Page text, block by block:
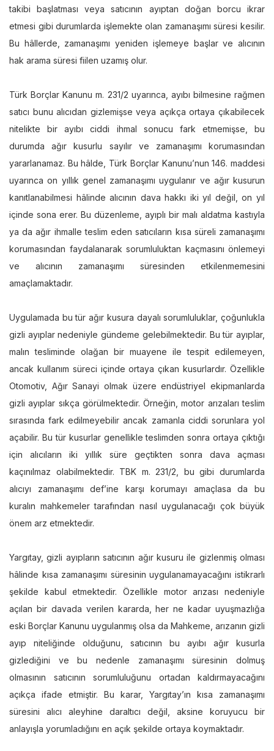
takibi başlatması veya satıcının ayıptan doğan borcu ikrar
etmesi gibi durumlarda işlemekte olan zamanaşımı süresi kesilir.
Bu hâllerde, zamanaşımı yeniden işlemeye başlar ve alıcının
hak arama süresi fiilen uzamış olur.
Türk Borçlar Kanunu m. 231/2 uyarınca, ayıbı bilmesine rağmen
satıcı bunu alıcıdan gizlemişse veya açıkça ortaya çıkabilecek
nitelikte bir ayıbı ciddi ihmal sonucu fark etmemişse, bu
durumda ağır kusurlu sayılır ve zamanaşımı korumasından
yararlanamaz. Bu hâlde, Türk Borçlar Kanunu’nun 146. maddesi
uyarınca on yıllık genel zamanaşımı uygulanır ve ağır kusurun
kanıtlanabilmesi hâlinde alıcının dava hakkı iki yıl değil, on yıl
içinde sona erer. Bu düzenleme, ayıplı bir malı aldatma kastıyla
ya da ağır ihmalle teslim eden satıcıların kısa süreli zamanaşımı
korumasından faydalanarak sorumluluktan kaçmasını önlemeyi
ve alıcının zamanaşımı süresinden etkilenmemesini
amaçlamaktadır.
Uygulamada bu tür ağır kusura dayalı sorumluluklar, çoğunlukla
gizli ayıplar nedeniyle gündeme gelebilmektedir. Bu tür ayıplar,
malın tesliminde olağan bir muayene ile tespit edilemeyen,
ancak kullanım süreci içinde ortaya çıkan kusurlardır. Özellikle
Otomotiv, Ağır Sanayi olmak üzere endüstriyel ekipmanlarda
gizli ayıplar sıkça görülmektedir. Örneğin, motor arızaları teslim
sırasında fark edilmeyebilir ancak zamanla ciddi sorunlara yol
açabilir. Bu tür kusurlar genellikle teslimden sonra ortaya çıktığı
için alıcıların iki yıllık süre geçtikten sonra dava açması
kaçınılmaz olabilmektedir. TBK m. 231/2, bu gibi durumlarda
alıcıyı zamanaşımı def’ine karşı korumayı amaçlasa da bu
kuralın mahkemeler tarafından nasıl uygulanacağı çok büyük
önem arz etmektedir.
Yargıtay, gizli ayıpların satıcının ağır kusuru ile gizlenmiş olması
hâlinde kısa zamanaşımı süresinin uygulanamayacağını istikrarlı
şekilde kabul etmektedir. Özellikle motor arızası nedeniyle
açılan bir davada verilen kararda, her ne kadar uyuşmazlığa
eski Borçlar Kanunu uygulanmış olsa da Mahkeme, arızanın gizli
ayıp niteliğinde olduğunu, satıcının bu ayıbı ağır kusurla
gizlediğini ve bu nedenle zamanaşımı süresinin dolmuş
olmasının satıcının sorumluluğunu ortadan kaldırmayacağını
açıkça ifade etmiştir. Bu karar, Yargıtay’ın kısa zamanaşımı
süresini alıcı aleyhine daraltıcı değil, aksine koruyucu bir
anlayışla yorumladığını en açık şekilde ortaya koymaktadır.